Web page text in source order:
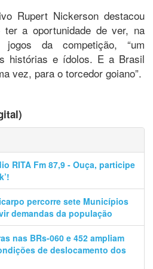
Rupert Nickerson destacou
a oportunidade de ver, na
da competição, “um
histórias e ídolos. E a Brasil
vez, para o torcedor goiano”.
RITA Fm 87,9 - Ouça, participe
percorre sete Municípios
demandas da população
nas BRs-060 e 452 ampliam
de deslocamento dos